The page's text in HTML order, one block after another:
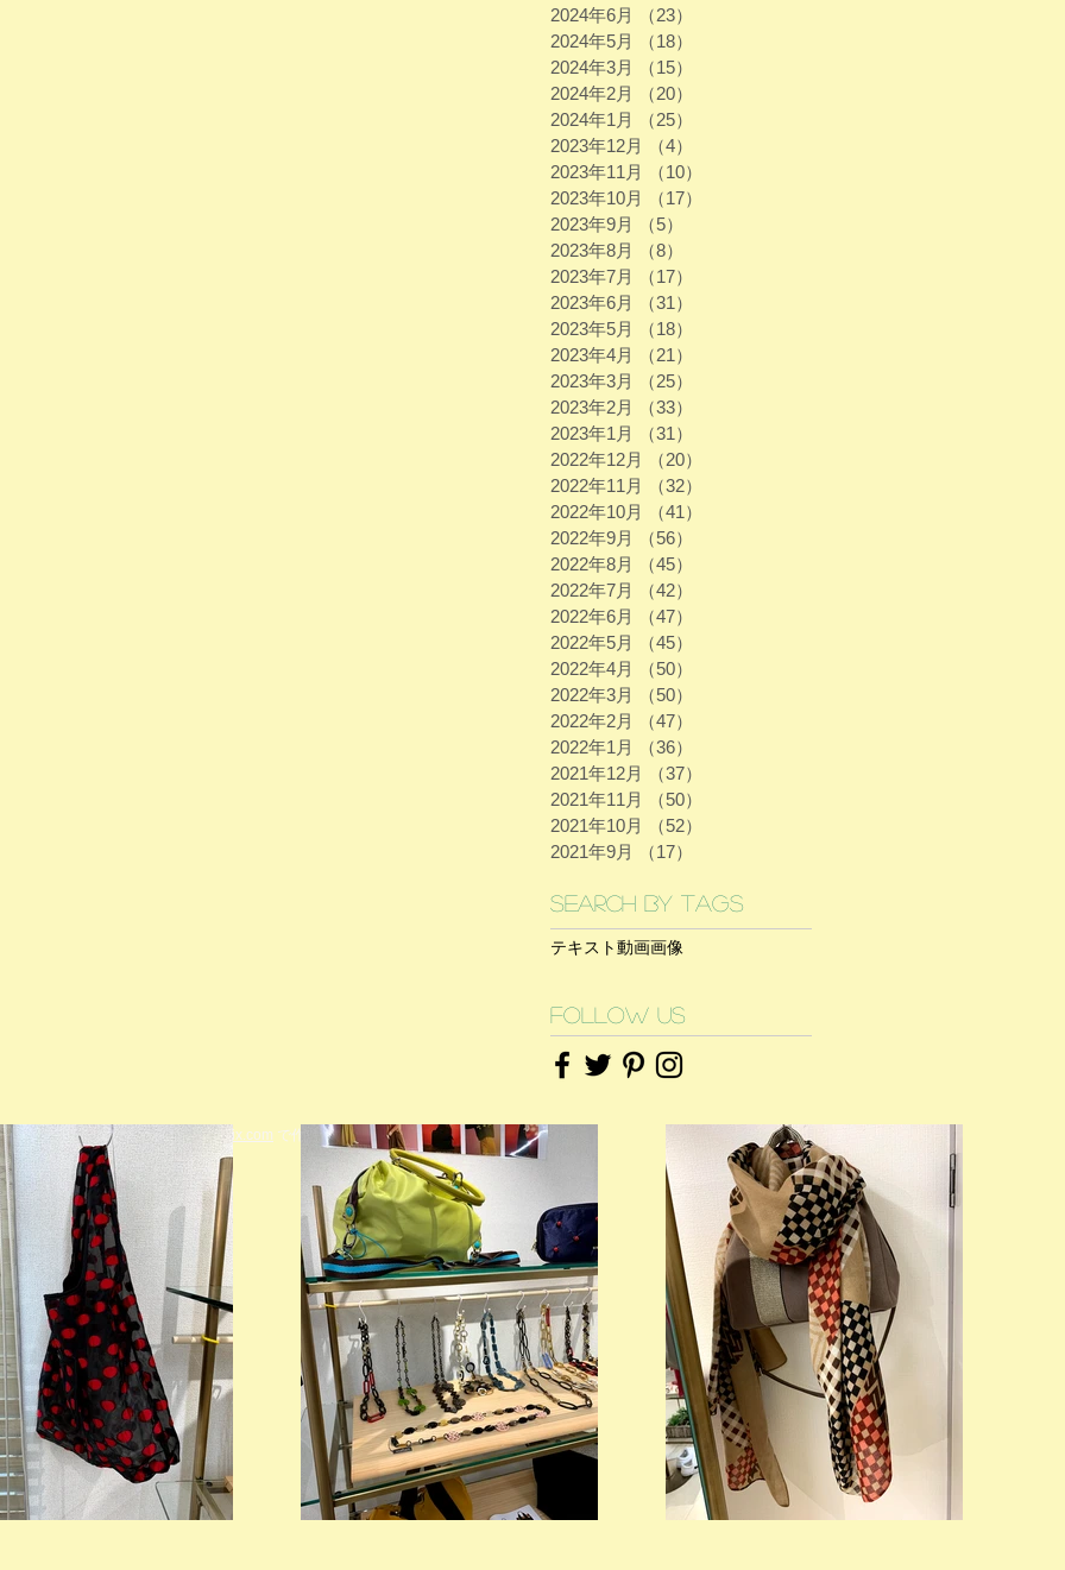
2024年6月
（23）
2024年5月
（18）
2024年3月
（15）
2024年2月
（20）
2024年1月
（25）
2023年12月
（4）
2023年11月
（10）
2023年10月
（17）
2023年9月
（5）
2023年8月
（8）
2023年7月
（17）
2023年6月
（31）
2023年5月
（18）
2023年4月
（21）
2023年3月
（25）
2023年2月
（33）
2023年1月
（31）
2022年12月
（20）
2022年11月
（32）
2022年10月
（41）
2022年9月
（56）
2022年8月
（45）
2022年7月
（42）
2022年6月
（47）
2022年5月
（45）
2022年4月
（50）
2022年3月
（50）
2022年2月
（47）
2022年1月
（36）
2021年12月
（37）
2021年11月
（50）
2021年10月
（52）
2021年9月
（17）
Search By Tags
テキスト動画画像
Follow Us
© 2023 著作権表示の例 - Wix.com で作成されたホームページです